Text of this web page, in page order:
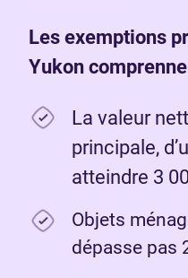
Les exemptions
Yukon
La valeur
principale,
atteindre 3
Objets
dépasse pas